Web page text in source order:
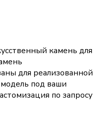
камень для
для реализованной
под ваши
по запросу